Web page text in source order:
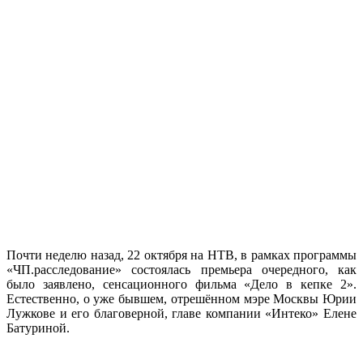
Почти неделю назад, 22 октября на НТВ, в рамках программы
«ЧП.расследование» состоялась премьера очередного, как
было заявлено, сенсационного фильма «Дело в кепке 2».
Естественно, о уже бывшем, отрешённом мэре Москвы Юрии
Лужкове и его благоверной, главе компании «Интеко» Елене
Батуриной.